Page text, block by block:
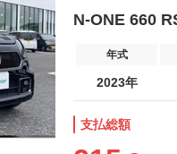
N-ONE 660
年式
2023年
支払総額